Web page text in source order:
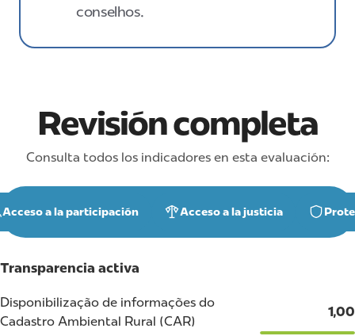
conselhos.
Revisión completa
Consulta todos los indicadores en esta evaluación:
Acceso a la participación Acceso a la justicia
Transparencia activa
Disponibilização de informações do
Cadastro Ambiental Rural (CAR)
1,00